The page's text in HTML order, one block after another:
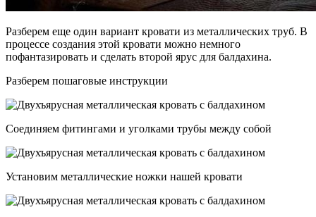
Разберем еще один вариант кровати из металлических труб. В
процессе создания этой кровати можно немного
пофантазировать и сделать второй ярус для балдахина.
Разберем пошаговые инструкции
Соединяем фитингами и уголками трубы между собой
Установим металлические ножки нашей кровати